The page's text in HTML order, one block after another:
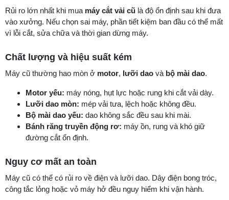
Rủi ro lớn nhất khi mua máy cắt vải cũ là độ ổn định sau khi đưa
vào xưởng. Nếu chọn sai máy, phần tiết kiệm ban đầu có thể mất
vì lỗi cắt, sửa chữa và thời gian dừng máy.
Chất lượng và hiệu suất kém
Máy cũ thường hao mòn ở motor, lưỡi dao và bộ mài dao.
Motor yếu: máy nóng, hụt lực hoặc rung khi cắt vải dày.
Lưỡi dao mòn: mép vải tưa, lệch hoặc không đều.
Bộ mài dao yếu: dao không sắc đều sau khi mài.
Bánh răng truyền động rơ: máy ồn, rung và khó giữ
đường cắt ổn định.
Nguy cơ mất an toàn
Máy cũ có thể có rủi ro về điện và lưỡi dao. Dây điện bong tróc,
công tắc lỏng hoặc vỏ máy hở đều nguy hiểm khi vận hành.